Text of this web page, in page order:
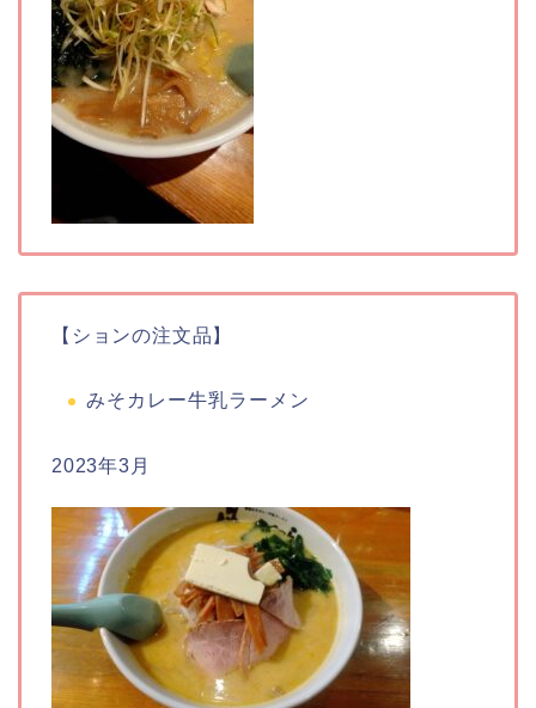
【ションの注文品】
みそカレー牛乳ラーメン
2023年3月